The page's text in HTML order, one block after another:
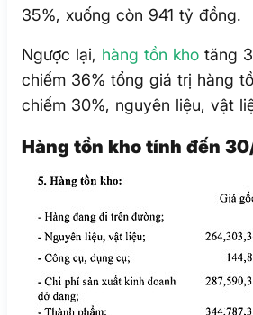
35%, xuống còn 941 tỷ đồng.
Ngược lại, hàng tồn kho tăng
chiếm 36% tổng giá trị hàng
chiếm 30%, nguyên liệu, vật
Hàng tồn kho tính đến